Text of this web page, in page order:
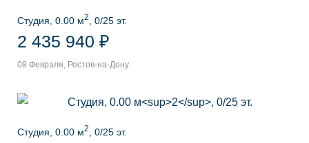
Студия, 0.00 м2 , 0/25 эт.
2 435 940 ₽
08 Февраля, Ростов-на-Дону
Студия, 0.00 м2 , 0/25 эт.